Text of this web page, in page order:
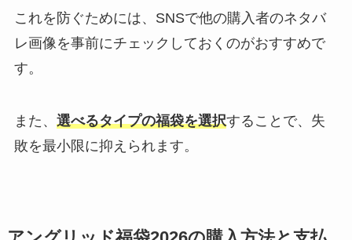
これを防ぐためには、SNSで他の購入者のネタバ
レ画像を事前にチェックしておくのがおすすめで
す。
また、 選べるタイプの福袋を選択することで、失
敗を最小限に抑えられます。